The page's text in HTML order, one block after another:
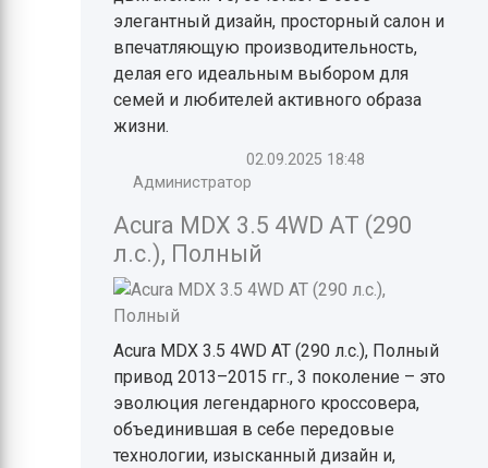
элегантный дизайн, просторный салон и
впечатляющую производительность,
делая его идеальным выбором для
семей и любителей активного образа
жизни.
02.09.2025 18:48
Администратор
Acura MDX 3.5 4WD AT (290
л.с.), Полный
Acura MDX 3.5 4WD AT (290 л.с.), Полный
привод 2013–2015 гг., 3 поколение – это
эволюция легендарного кроссовера,
объединившая в себе передовые
технологии, изысканный дизайн и,